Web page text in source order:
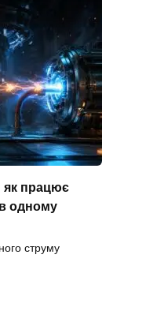
як працює
одному
струму